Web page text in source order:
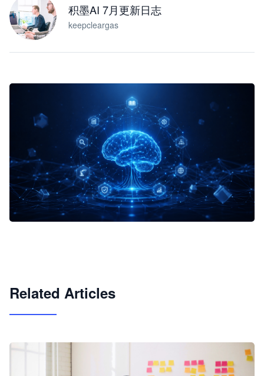
积墨AI 7月更新日志
keepcleargas
Related Articles